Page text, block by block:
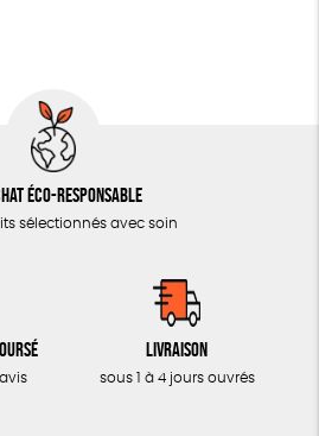
éco-responsable
sélectionnés avec soin
Livraison
sous 1 à 4 jours ouvrés